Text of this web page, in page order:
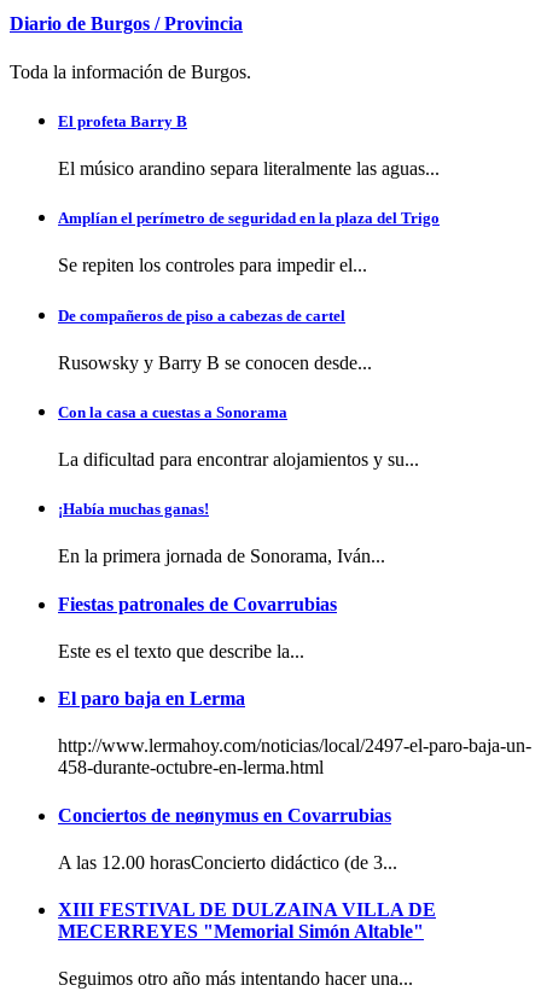
Diario de Burgos / Provincia
Toda la información de Burgos.
El profeta Barry B
El músico arandino separa literalmente las aguas...
Amplían el perímetro de seguridad en la plaza del Trigo
Se repiten los controles para impedir el...
De compañeros de piso a cabezas de cartel
Rusowsky y Barry B se conocen desde...
Con la casa a cuestas a Sonorama
La dificultad para encontrar alojamientos y su...
¡Había muchas ganas!
En la primera jornada de Sonorama, Iván...
Fiestas patronales de Covarrubias
Este es el texto que describe la...
El paro baja en Lerma
http://www.lermahoy.com/noticias/local/2497-el-paro-baja-un-
458-durante-octubre-en-lerma.html
Conciertos de neønymus en Covarrubias
A las 12.00 horasConcierto didáctico (de 3...
XIII FESTIVAL DE DULZAINA VILLA DE
MECERREYES "Memorial Simón Altable"
Seguimos otro año más intentando hacer una...